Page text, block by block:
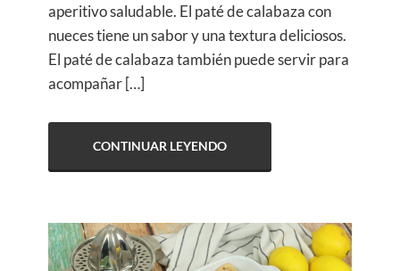
aperitivo saludable. El paté de calabaza con
nueces tiene un sabor y una textura deliciosos.
El paté de calabaza también puede servir para
acompañar […]
CONTINUAR LEYENDO